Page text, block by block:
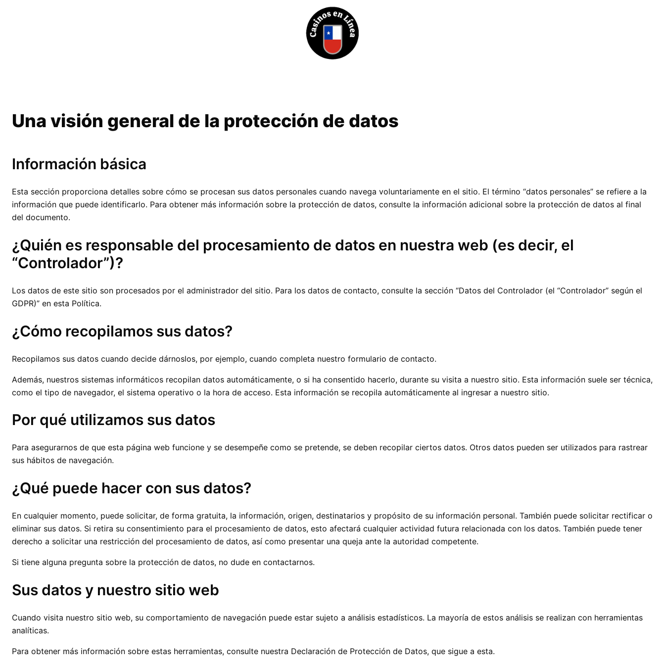
Una visión general de la protección de datos
Información básica
Esta sección proporciona detalles sobre cómo se procesan sus datos personales cuando navega voluntariamente en el sitio. El término “datos personales” se refiere a la
información que puede identificarlo. Para obtener más información sobre la protección de datos, consulte la información adicional sobre la protección de datos al final
del documento.
¿Quién es responsable del procesamiento de datos en nuestra web (es decir, el
“Controlador”)?
Los datos de este sitio son procesados por el administrador del sitio. Para los datos de contacto, consulte la sección “Datos del Controlador (el “Controlador” según el
GDPR)” en esta Política.
¿Cómo recopilamos sus datos?
Recopilamos sus datos cuando decide dárnoslos, por ejemplo, cuando completa nuestro formulario de contacto.
Además, nuestros sistemas informáticos recopilan datos automáticamente, o si ha consentido hacerlo, durante su visita a nuestro sitio. Esta información suele ser técnica,
como el tipo de navegador, el sistema operativo o la hora de acceso. Esta información se recopila automáticamente al ingresar a nuestro sitio.
Por qué utilizamos sus datos
Para asegurarnos de que esta página web funcione y se desempeñe como se pretende, se deben recopilar ciertos datos. Otros datos pueden ser utilizados para rastrear
sus hábitos de navegación.
¿Qué puede hacer con sus datos?
En cualquier momento, puede solicitar, de forma gratuita, la información, origen, destinatarios y propósito de su información personal. También puede solicitar rectificar o
eliminar sus datos. Si retira su consentimiento para el procesamiento de datos, esto afectará cualquier actividad futura relacionada con los datos. También puede tener
derecho a solicitar una restricción del procesamiento de datos, así como presentar una queja ante la autoridad competente.
Si tiene alguna pregunta sobre la protección de datos, no dude en contactarnos.
Sus datos y nuestro sitio web
Cuando visita nuestro sitio web, su comportamiento de navegación puede estar sujeto a análisis estadísticos. La mayoría de estos análisis se realizan con herramientas
analíticas.
Para obtener más información sobre estas herramientas, consulte nuestra Declaración de Protección de Datos, que sigue a esta.